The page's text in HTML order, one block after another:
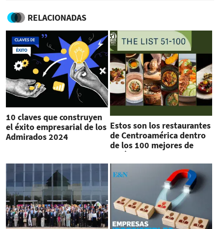
RELACIONADAS
10 claves que construyen
el éxito empresarial de los
Admirados 2024
Estos son los restaurantes
de Centroamérica dentro
de los 100 mejores de
América Latina